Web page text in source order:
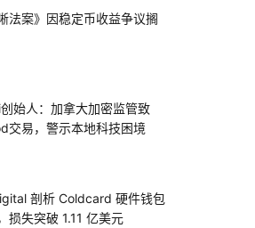
法案》因稳定币收益争议搁
始人：加拿大加密监管致
交易，警示本地科技困境
剖析 Coldcard 硬件钱包
损失突破 1.11 亿美元